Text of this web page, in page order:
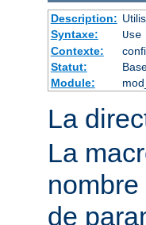
Description:
Syntaxe:
Use
Contexte:
Statut:
Module:
La
La
de